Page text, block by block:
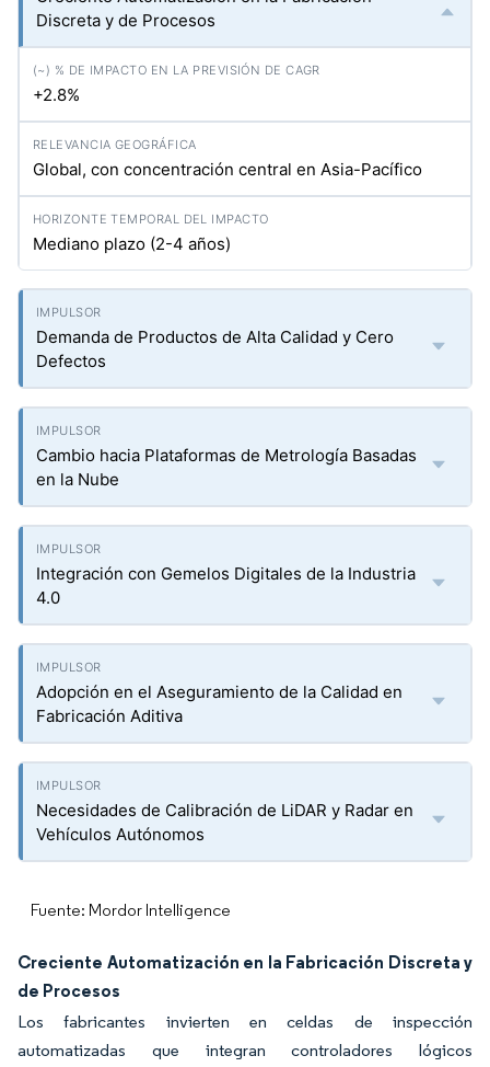
Discreta y de Procesos
+2.8%
Global, con concentración central en Asia-Pacífico
Mediano plazo (2-4 años)
Demanda de Productos de Alta Calidad y Cero
Defectos
Cambio hacia Plataformas de Metrología Basadas
en la Nube
Integración con Gemelos Digitales de la Industria
4.0
Adopción en el Aseguramiento de la Calidad en
Fabricación Aditiva
Necesidades de Calibración de LiDAR y Radar en
Vehículos Autónomos
Fuente: Mordor Intelligence
Creciente Automatización en la Fabricación Discreta y
de Procesos
Los fabricantes invierten en celdas de inspección
automatizadas que integran controladores lógicos